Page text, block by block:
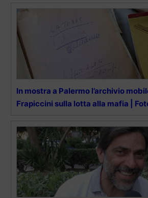
In mostra a Palermo l’archivio
Frapiccini sulla lotta alla mafia |